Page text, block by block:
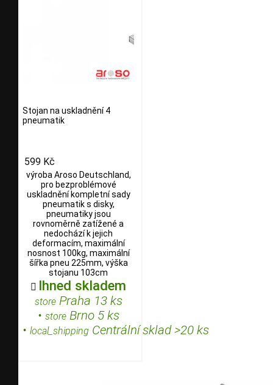
Stojan na uskladnění 4
pneumatik
599 Kč
výroba Aroso Deutschland,
pro bezproblémové
uskladnění kompletní sady
pneumatik s disky,
pneumatiky jsou
rovnoměrně zatížené a
nedochází k jejich
deformacím, maximální
nosnost 100kg, maximální
šířka pneu 225mm, výška
stojanu 103cm
 Ihned skladem
storePraha 13 ks
• storeBrno 5 ks
• local_shipping Centrální sklad >20 ks